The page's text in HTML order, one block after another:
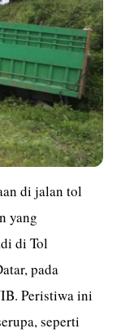
di jalan tol
yang
di Tol
pada
Peristiwa ini
seperti